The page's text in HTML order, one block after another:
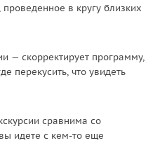
в кругу близких
— скорректирует программу,
перекусить, что увидеть
сравнима со
идете с кем-то еще